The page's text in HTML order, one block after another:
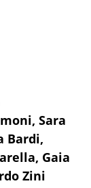
Sara
Bardi,
Gaia
Zini